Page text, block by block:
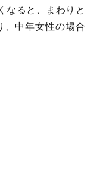
なると、まわりと
、中年女性の場合